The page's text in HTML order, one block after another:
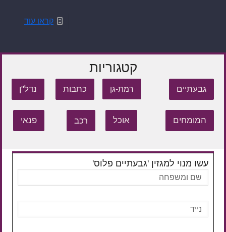
קראו עוד
קטגוריות
גבעתיים רמת-גן כתבות נדל"ן
המומחים אוכל רכב פנאי
עשו מנוי למגזין 'גבעתיים פלוס'